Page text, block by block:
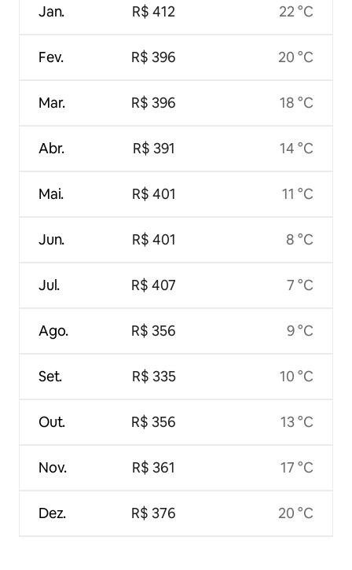
Jan.
Fev.
Mar.
Abr.
Mai.
Jun.
Jul.
Ago.
Set.
Out.
Nov.
Dez.
R$ 412
R$ 396
R$ 396
R$ 391
R$ 401
R$ 401
R$ 407
R$ 356
R$ 335
R$ 356
R$ 361
R$ 376
22 °C
20 °C
18 °C
14 °C
11 °C
8 °C
7 °C
9 °C
10 °C
13 °C
17 °C
20 °C